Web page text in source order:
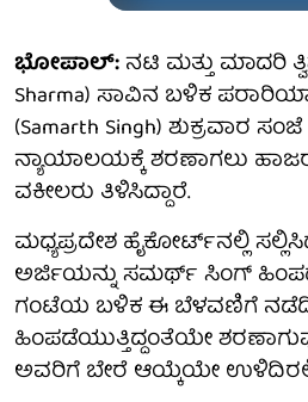
ಭೋಪಾಲ್:ನಟಿ ಮತ್ತು ಮಾದರಿ
Sharma) ಸಾವಿನ ಬಳಿಕ
(Samarth Singh) ಶುಕ್ರವಾರ
ನ್ಯಾಯಾಲಯಕ್ಕೆ ಶರಣಾಗಲು
ವಕೀಲರು ತಿಳಿಸಿದ್ದಾರೆ.
ಮಧ್ಯಪ್ರದೇಶ ಹೈಕೋರ್ಟ್‌ನಲ್ಲಿ
ಅರ್ಜಿಯನ್ನು ಸಮರ್ಥ್ ಸಿಂಗ್
ಗಂಟೆಯ ಬಳಿಕ ಈ ಬೆಳವಣಿಗೆ
ಹಿಂಪಡೆಯುತ್ತಿದ್ದಂತೆಯೇ
ಅವರಿಗೆ ಬೇರೆ ಆಯ್ಕೆಯೇ